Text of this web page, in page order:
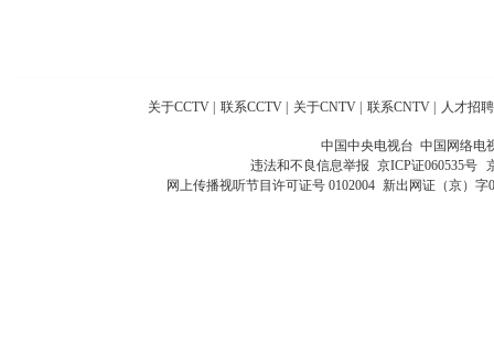
关于CCTV 联系CCTV 关于CNTV 联系CNTV 人才招聘
中国中央电视台 中国网络电
违法和不良信息举报 京ICP证060535号
网上传播视听节目许可证号 0102004 新出网证（京）